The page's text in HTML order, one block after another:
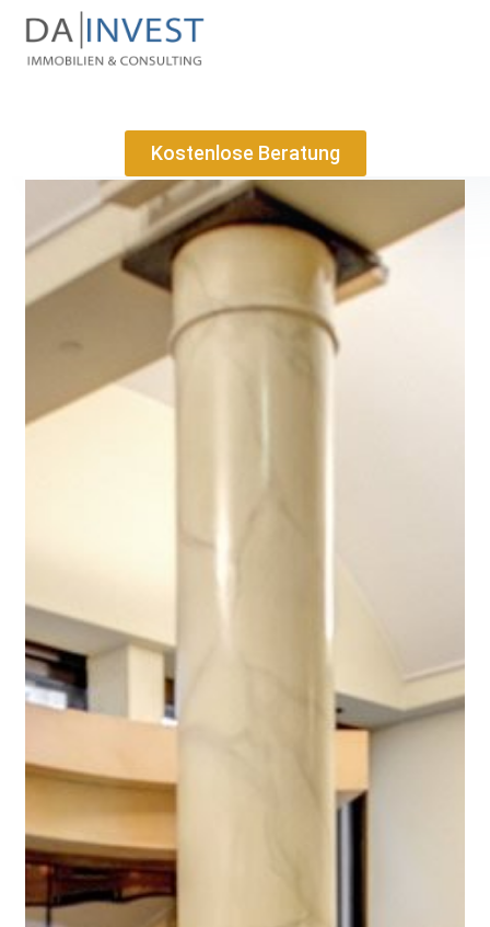
Kostenlose Beratung